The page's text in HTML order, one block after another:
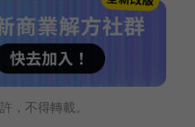
，不得轉載。